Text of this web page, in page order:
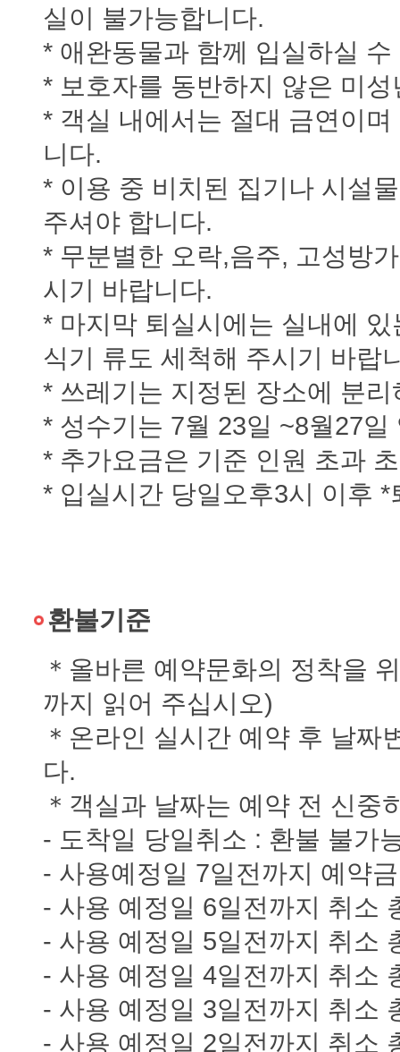
실이 불가능합니다.
* 애완동물과 함께 입실하실 수
* 보호자를 동반하지 않은 미
* 객실 내에서는 절대 금연이
니다.
* 이용 중 비치된 집기나 시설
주셔야 합니다.
* 무분별한 오락,음주, 고성방
시기 바랍니다.
* 마지막 퇴실시에는 실내에
식기 류도 세척해 주시기 바랍
* 쓰레기는 지정된 장소에 분
* 성수기는 7월 23일 ~8월27일
* 추가요금은 기준 인원 초과
* 입실시간 당일오후3시 이후
환불기준
＊올바른 예약문화의 정착을
까지 읽어 주십시오)
＊온라인 실시간 예약 후 날
다.
＊객실과 날짜는 예약 전 신중
- 도착일 당일취소 : 환불 불가
- 사용예정일 7일전까지 예약
- 사용 예정일 6일전까지 취소
- 사용 예정일 5일전까지 취소
- 사용 예정일 4일전까지 취소
- 사용 예정일 3일전까지 취소
- 사용 예정일 2일전까지 취소